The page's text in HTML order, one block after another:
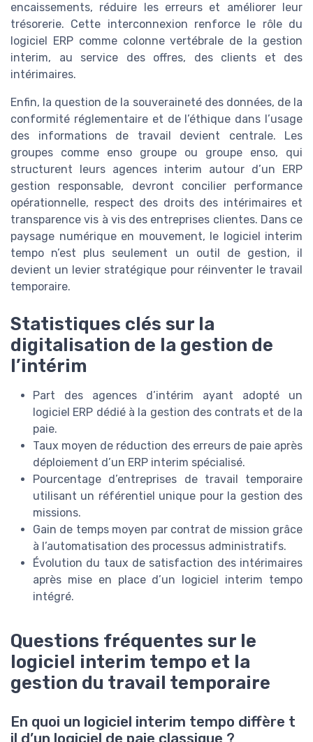
encaissements, réduire les erreurs et améliorer leur
trésorerie. Cette interconnexion renforce le rôle du
logiciel ERP comme colonne vertébrale de la gestion
interim, au service des offres, des clients et des
intérimaires.
Enfin, la question de la souveraineté des données, de la
conformité réglementaire et de l’éthique dans l’usage
des informations de travail devient centrale. Les
groupes comme enso groupe ou groupe enso, qui
structurent leurs agences interim autour d’un ERP
gestion responsable, devront concilier performance
opérationnelle, respect des droits des intérimaires et
transparence vis à vis des entreprises clientes. Dans ce
paysage numérique en mouvement, le logiciel interim
tempo n’est plus seulement un outil de gestion, il
devient un levier stratégique pour réinventer le travail
temporaire.
Statistiques clés sur la
digitalisation de la gestion de
l’intérim
Part des agences d’intérim ayant adopté un
logiciel ERP dédié à la gestion des contrats et de la
paie.
Taux moyen de réduction des erreurs de paie après
déploiement d’un ERP interim spécialisé.
Pourcentage d’entreprises de travail temporaire
utilisant un référentiel unique pour la gestion des
missions.
Gain de temps moyen par contrat de mission grâce
à l’automatisation des processus administratifs.
Évolution du taux de satisfaction des intérimaires
après mise en place d’un logiciel interim tempo
intégré.
Questions fréquentes sur le
logiciel interim tempo et la
gestion du travail temporaire
En quoi un logiciel interim tempo diffère t
il d’un logiciel de paie classique ?